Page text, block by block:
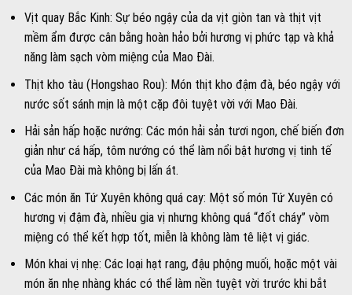
Vịt quay Bắc Kinh: Sự béo ngậy của da vịt giòn tan và thịt vịt
mềm ẩm được cân bằng hoàn hảo bởi hương vị phức tạp và khả
năng làm sạch vòm miệng của Mao Đài.
Thịt kho tàu (Hongshao Rou): Món thịt kho đậm đà, béo ngậy với
nước sốt sánh mịn là một cặp đôi tuyệt vời với Mao Đài.
Hải sản hấp hoặc nướng: Các món hải sản tươi ngon, chế biến đơn
giản như cá hấp, tôm nướng có thể làm nổi bật hương vị tinh tế
của Mao Đài mà không bị lấn át.
Các món ăn Tứ Xuyên không quá cay: Một số món Tứ Xuyên có
hương vị đậm đà, nhiều gia vị nhưng không quá “đốt cháy” vòm
miệng có thể kết hợp tốt, miễn là không làm tê liệt vị giác.
Món khai vị nhẹ: Các loại hạt rang, đậu phộng muối, hoặc một vài
món ăn nhẹ nhàng khác có thể làm nền tuyệt vời trước khi bắt